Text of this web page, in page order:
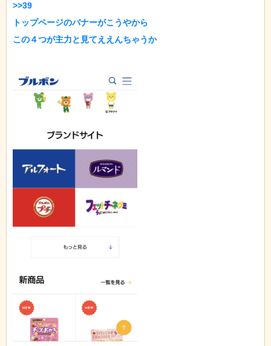
>>39
トップページのバナーがこうやから
この４つが主力と見てええんちゃうか